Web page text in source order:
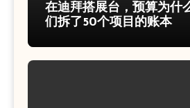
在迪拜搭展台，预算为什
们拆了50个项目的账本